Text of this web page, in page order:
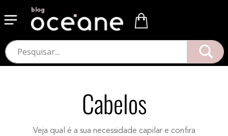
blog
Cabelos
Veja qual é a sua necessidade capilar e confira